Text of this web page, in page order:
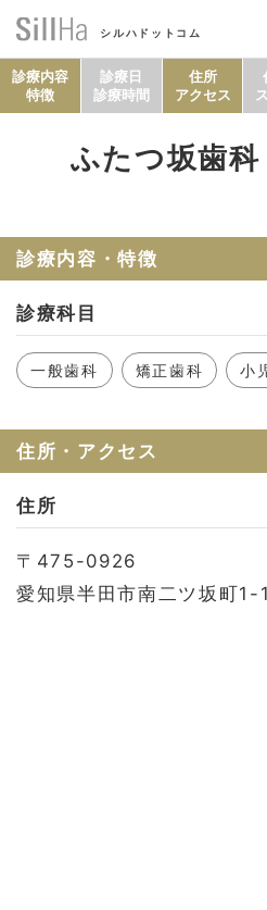
シルハドットコム
セルフチ
診療内容
特徴
診療日
診療時間
住所
アクセス
ふたつ坂歯
診療内容・特徴
診療科目
一般歯科 矯正歯科 小
住所・アクセス
住所
〒475-0926
愛知県半田市南二ツ坂町1-